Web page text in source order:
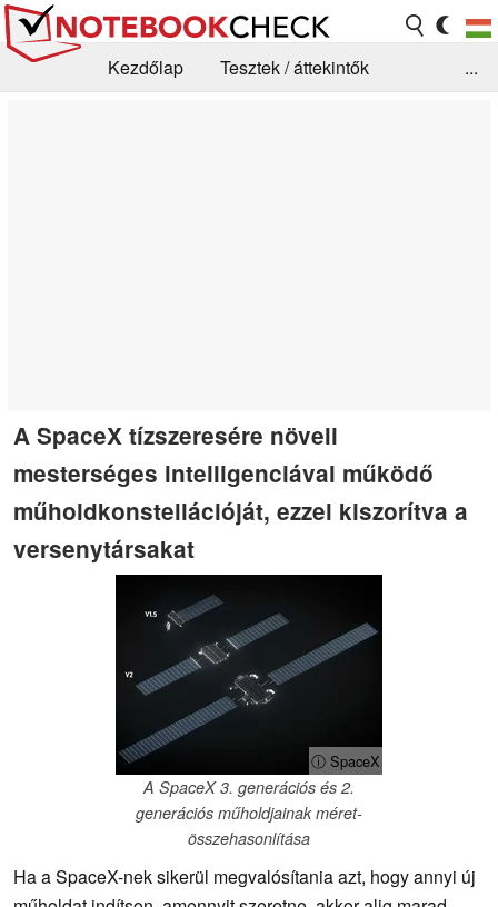
Kezdőlap
Tesztek / áttekintők
...
A SpaceX tízszeresére növeli
mesterséges intelligenciával működő
műholdkonstellációját, ezzel kiszorítva a
versenytársakat
ⓘ SpaceX
A SpaceX 3. generációs és 2.
generációs műholdjainak méret-
összehasonlítása
Ha a SpaceX-nek sikerül megvalósítania azt, hogy annyi új